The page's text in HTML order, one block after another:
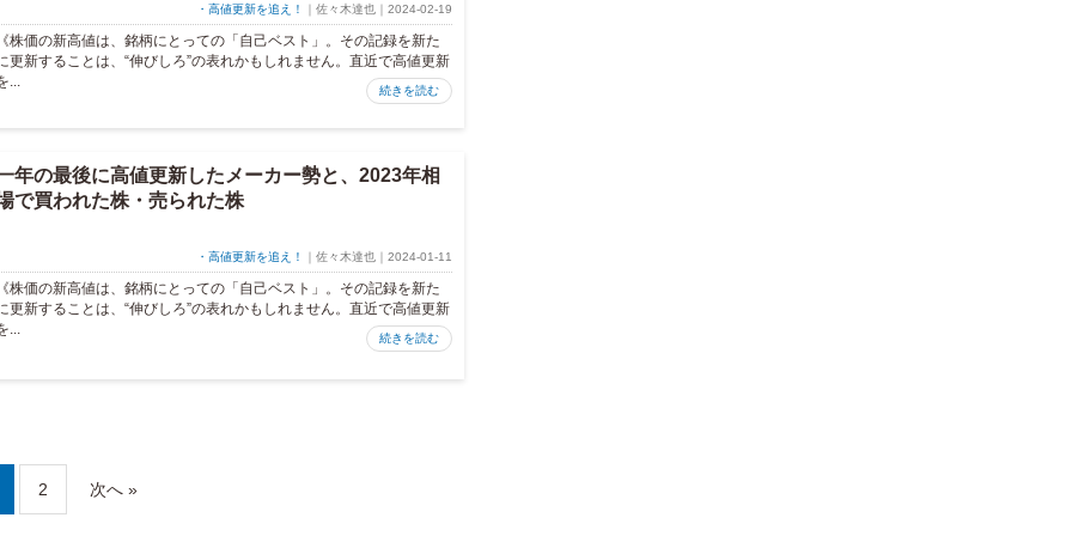
・高値更新を追え！ ｜佐々木達也｜2024-02-19
株価の新高値は、銘柄にとっての「自己ベスト」。その記録を新た
更新することは、“伸びしろ”の表れかもしれません。直近で高値更新
...
続きを読む
年の最後に高値更新したメーカー勢と、2023年相
で買われた株・売られた株
・高値更新を追え！ ｜佐々木達也｜2024-01-11
株価の新高値は、銘柄にとっての「自己ベスト」。その記録を新た
更新することは、“伸びしろ”の表れかもしれません。直近で高値更新
...
続きを読む
2 次へ »